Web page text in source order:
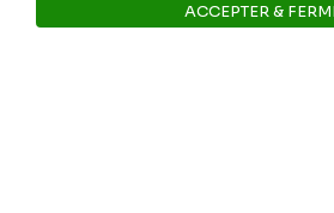
Nos coordonnéesACCEPTER &